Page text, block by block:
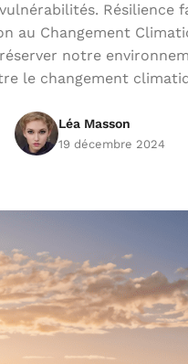
Résilience
au Changement
notre
le changement
Léa Masson
19 décembre 2024